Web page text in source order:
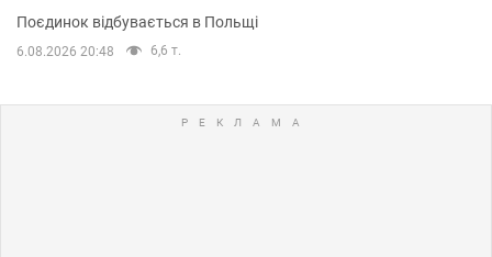
Поєдинок відбувається в Польщі
6.08.2026 20:48 6,6 т.